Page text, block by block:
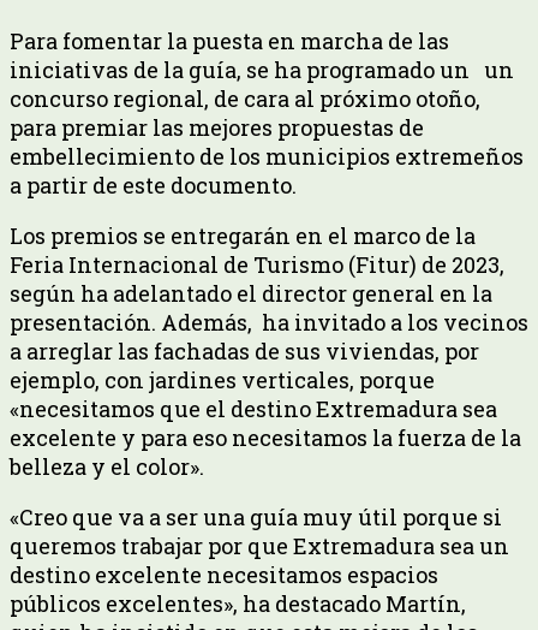
Para fomentar la puesta en marcha de las
iniciativas de la guía, se ha programado un un
concurso regional, de cara al próximo otoño,
para premiar las mejores propuestas de
embellecimiento de los municipios extremeños
a partir de este documento.
Los premios se entregarán en el marco de la
Feria Internacional de Turismo (Fitur) de 2023,
según ha adelantado el director general en la
presentación. Además, ha invitado a los vecinos
a arreglar las fachadas de sus viviendas, por
ejemplo, con jardines verticales, porque
«necesitamos que el destino Extremadura sea
excelente y para eso necesitamos la fuerza de la
belleza y el color».
«Creo que va a ser una guía muy útil porque si
queremos trabajar por que Extremadura sea un
destino excelente necesitamos espacios
públicos excelentes», ha destacado Martín,